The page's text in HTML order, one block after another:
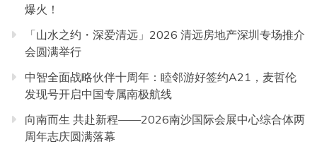
爆火！
「山水之约・深爱清远」2026 清远房地产深圳专场推介
会圆满举行
中智全面战略伙伴十周年：睦邻游好签约A21，麦哲伦
发现号开启中国专属南极航线
向南而生 共赴新程——2026南沙国际会展中心综合体两
周年志庆圆满落幕